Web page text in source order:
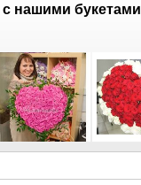
нашими букетами